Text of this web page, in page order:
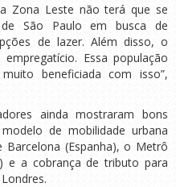
Zona Leste não terá que se
São Paulo em busca de
de lazer. Além disso, o
Essa população
beneficiada com isso”,
ainda mostraram bons
de mobilidade urbana
Barcelona (Espanha), o Metrô
e a cobrança de tributo para